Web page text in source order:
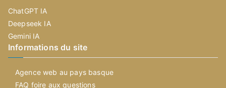
ChatGPT IA
Deepseek IA
Gemini IA
Informations du site
Agence web au pays basque
FAQ foire aux questions